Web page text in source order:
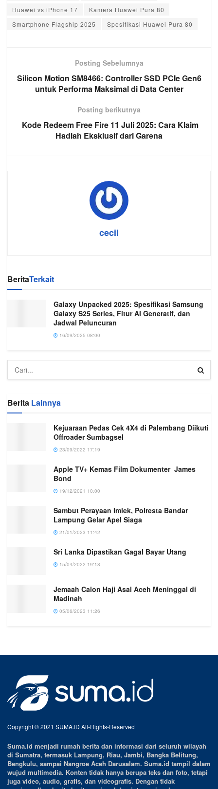
Huawei vs iPhone 17
Kamera Huawei Pura 80
Smartphone Flagship 2025
Spesifikasi Huawei Pura 80
Posting Sebelumnya
Silicon Motion SM8466: Controller SSD PCIe Gen6
untuk Performa Maksimal di Data Center
Posting berikutnya
Kode Redeem Free Fire 11 Juli 2025: Cara Klaim
Hadiah Eksklusif dari Garena
cecil
BeritaTerkait
Galaxy Unpacked 2025: Spesifikasi Samsung
Galaxy S25 Series, Fitur AI Generatif, dan
Jadwal Peluncuran
16/09/2025 08:00
Berita Lainnya
Kejuaraan Pedas Cek 4X4 di Palembang Diikuti
Offroader Sumbagsel
23/09/2022 17:19
Apple TV+ Kemas Film Dokumenter James
Bond
19/12/2021 10:00
Sambut Perayaan Imlek, Polresta Bandar
Lampung Gelar Apel Siaga
21/01/2023 11:42
Sri Lanka Dipastikan Gagal Bayar Utang
15/04/2022 19:18
Jemaah Calon Haji Asal Aceh Meninggal di
Madinah
05/06/2023 11:26
Copyright © 2021 SUMA.ID All-Rights-Reserved
Suma.id menjadi rumah berita dan informasi dari seluruh wilayah
di Sumatra, termasuk Lampung, Riau, Jambi, Bangka Belitung,
Bengkulu, sampai Nangroe Aceh Darusalam. Suma.id tampil dalam
wujud multimedia. Konten tidak hanya berupa teks dan foto, tetapi
juga video, audio, grafis, dan videografis. Dengan tidak